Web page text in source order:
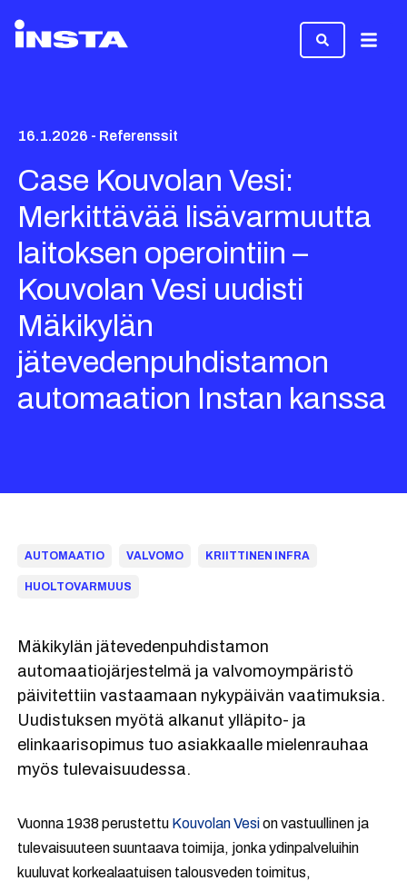
16.1.2026 - Referenssit
Case Kouvolan Vesi:
Merkittävää lisävarmuutta
laitoksen operointiin –
Kouvolan Vesi uudisti
Mäkikylän
jätevedenpuhdistamon
automaation Instan kanssa
AUTOMAATIO VALVOMO KRIITTINEN INFRA
HUOLTOVARMUUS
Mäkikylän jätevedenpuhdistamon
automaatiojärjestelmä ja valvomoympäristö
päivitettiin vastaamaan nykypäivän vaatimuksia.
Uudistuksen myötä alkanut ylläpito- ja
elinkaarisopimus tuo asiakkaalle mielenrauhaa
myös tulevaisuudessa.
Vuonna 1938 perustettu Kouvolan Vesion vastuullinen ja
tulevaisuuteen suuntaava toimija, jonka ydinpalveluihin
kuuluvat korkealaatuisen talousveden toimitus,